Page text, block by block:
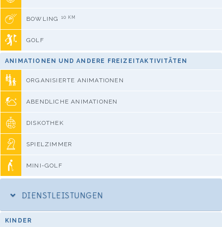
BOWLING 10 KM
GOLF
ANIMATIONEN UND ANDERE FREIZEITAKTIVITÄTEN
ORGANISIERTE ANIMATIONEN
ABENDLICHE ANIMATIONEN
DISKOTHEK
SPIELZIMMER
MINI-GOLF
DIENSTLEISTUNGEN
KINDER